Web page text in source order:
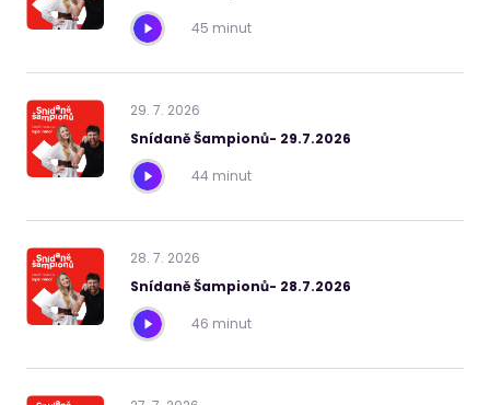
45 minut
29. 7. 2026
Snídaně Šampionů- 29.7.2026
44 minut
28. 7. 2026
Snídaně Šampionů- 28.7.2026
46 minut